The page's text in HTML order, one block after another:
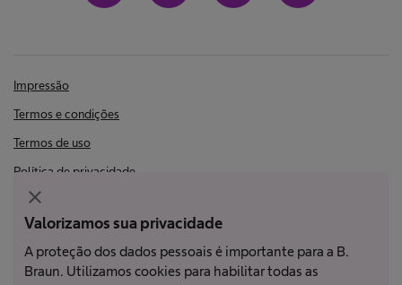
Impressão
Termos e condições
Termos de uso
Política de privacidade
LGPD
Nem todos os produtos estão registrados e aprovados para venda em
todos os países ou regiões. As indicações de uso também podem
Valorizamos sua privacidade
A proteção dos dados pessoais é importante para a B.
Braun. Utilizamos cookies para habilitar todas as
close